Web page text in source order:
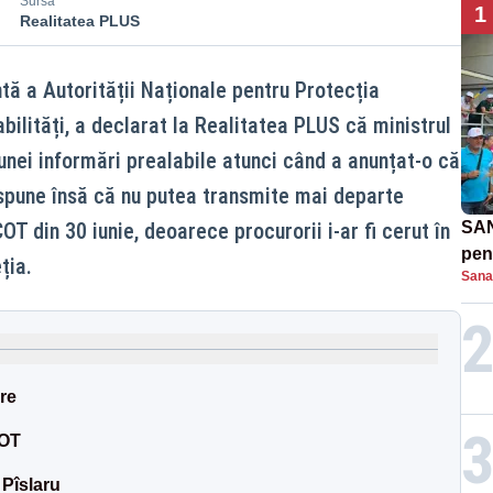
Realitatea PLUS
a Autorității Naționale pentru Protecția
a declarat la Realitatea PLUS că ministrul
informări prealabile atunci când a anunțat-o că
însă că nu putea transmite mai departe
din 30 iunie, deoarece procurorii i-ar fi cerut în
1
2
3